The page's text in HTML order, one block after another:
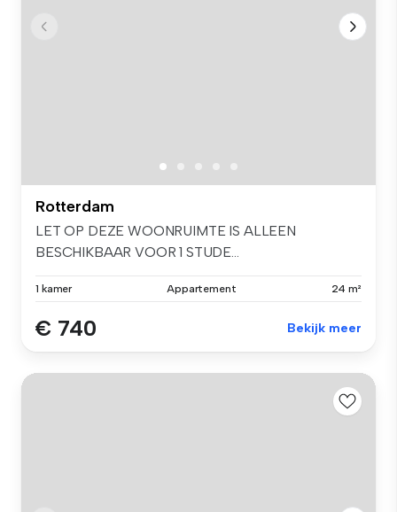
Rotterdam
LET OP DEZE WOONRUIMTE IS ALLEEN
BESCHIKBAAR VOOR 1 STUDE...
1 kamer Appartement 24 m²
€ 740 Bekijk meer